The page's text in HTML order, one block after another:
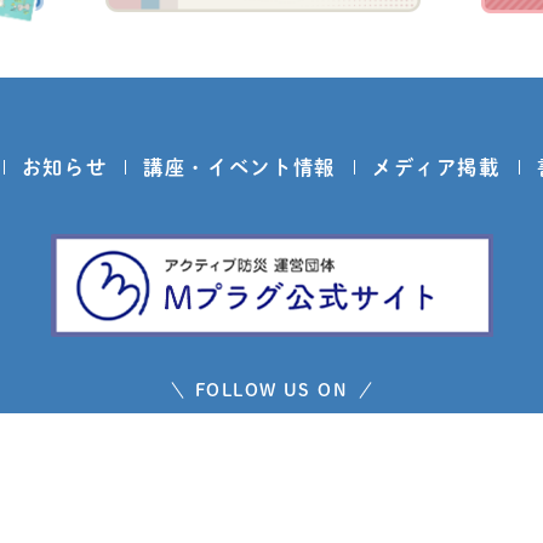
お知らせ 講座・イベント情報 メディア掲載
FOLLOW US ON